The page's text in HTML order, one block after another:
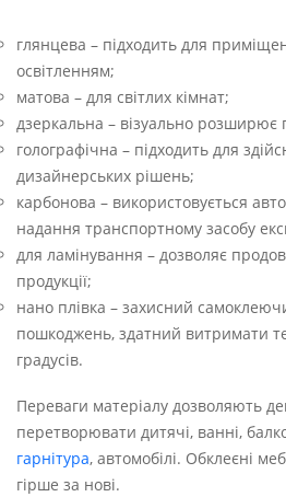
глянцева – підходить для
освітленням;
матова – для світлих кімнат;
дзеркальна – візуально розширює
голографічна – підходить для
дизайнерських рішень;
карбонова – використовується
надання транспортному засобу
для ламінування – дозволяє
продукції;
нано плівка – захисний
пошкоджень, здатний витримати
градусів.
Переваги матеріалу дозволяють
перетворювати дитячі, ванні,
гарнітура, автомобілі. Обклеєні
гірше за нові.